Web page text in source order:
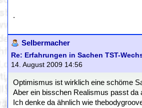
.
Selbermacher
Re: Erfahrungen in Sachen TST-
14. August 2009 14:56
Optimismus ist wirklich eine schöme
Aber ein bisschen Realismus passt da
Ich denke da ähnlich wie